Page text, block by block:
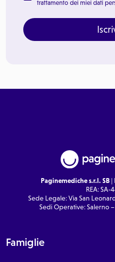
trattamento dei miei dati
Paginemediche s.r.l. SB|
REA: SA-
Sede Legale: Via San
Sedi Operative: Salerno
Famiglie